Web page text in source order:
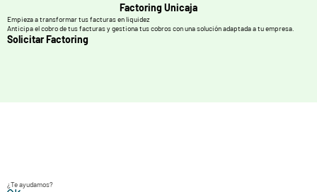
Factoring Unicaja
Empieza a transformar tus facturas en liquidez
Anticipa el cobro de tus facturas y gestiona tus cobros con una solución adaptada a tu empresa.
Solicitar Factoring
¿Te ayudamos?